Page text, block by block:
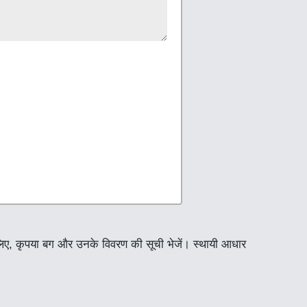
कृपया बग और उनके विवरण की सूची भेजें। स्थायी आधार